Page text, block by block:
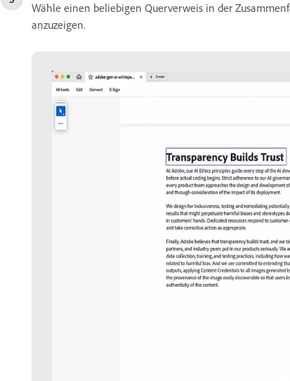
Wähle einen beliebigen Querverweis in der
anzuzeigen.